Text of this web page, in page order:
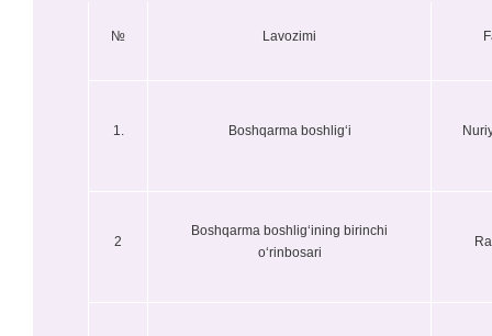
№ Lavozimi
1. Boshqarma boshligʻi
2
Boshqarma boshligʻining birinchi
oʻrinbosari